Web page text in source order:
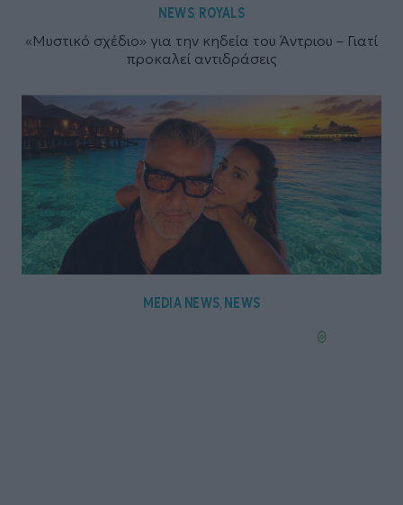
NEWS, ROYALS
«Μυστικό σχέδιο» για την κηδεία του Άντριου – Γιατί
προκαλεί αντιδράσεις
MEDIA NEWS,NEWS